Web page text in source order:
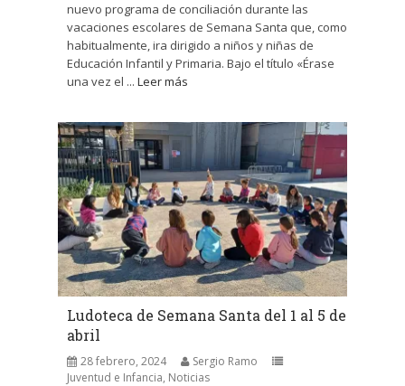
nuevo programa de conciliación durante las
vacaciones escolares de Semana Santa que, como
habitualmente, ira dirigido a niños y niñas de
Educación Infantil y Primaria. Bajo el título «Érase
una vez el ... Leer más
Ludoteca de Semana Santa del 1 al 5 de
abril
28 febrero, 2024
Sergio Ramo
Juventud e Infancia, Noticias